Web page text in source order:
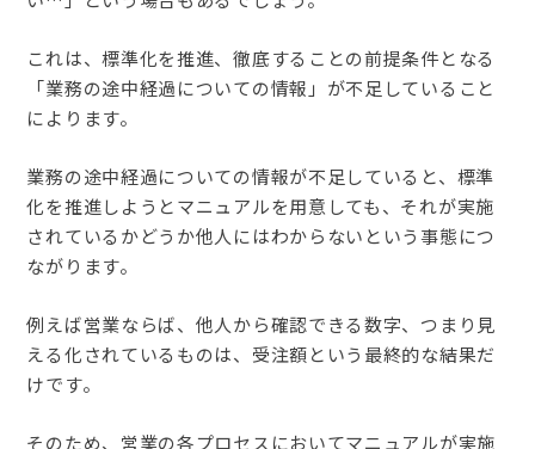
これは、標準化を推進、徹底することの前提条件となる
「業務の途中経過についての情報」が不足していること
によります。
業務の途中経過についての情報が不足していると、標準
化を推進しようとマニュアルを用意しても、それが実施
されているかどうか他人にはわからないという事態につ
ながります。
例えば営業ならば、他人から確認できる数字、つまり見
える化されているものは、受注額という最終的な結果だ
けです。
そのため、営業の各プロセスにおいてマニュアルが実施